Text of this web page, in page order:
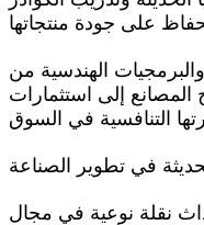
الهندسية من
المصانع إلى استثمارات
في تطوير الصناعة
نقلة نوعية في مجال